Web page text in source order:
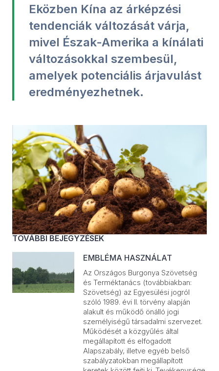
Eközben Kína az árképzési
tendenciák változását várja,
mivel Észak-Amerika a kínálati
változásokkal szembesül,
amelyek potenciális árjavulást
eredményezhetnek.
TOVÁBBI BEJEGYZÉSEK
EMBLÉMA HASZNÁLAT
Az Országos Burgonya Szövetség
és Terméktanács (továbbiakban:
Szövetség) az Egyesülési jogról
szóló 1989. évi II. törvény alapján
alakult és működő önálló jogi
személyiségű társadalmi szervezet.
Működését a közgyűlés által
megállapított és elfogadott
Alapszabály, illetve egyéb belső
szabályzatokban megállapított